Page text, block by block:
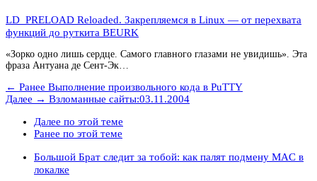
LD_PRELOAD Reloaded. Закрепляемся в Linux — от перехвата
функций до руткита BEURK
«Зорко одно лишь сердце. Самого главного глазами не увидишь». Эта
фраза Антуана де Сент-Эк…
← Ранее Выполнение произвольного кода в PuTTY
Далее → Взломанные сайты:03.11.2004
Далее по этой теме
Ранее по этой теме
Большой Брат следит за тобой: как палят подмену MAC в
локалке